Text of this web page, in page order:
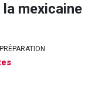
mexicaine